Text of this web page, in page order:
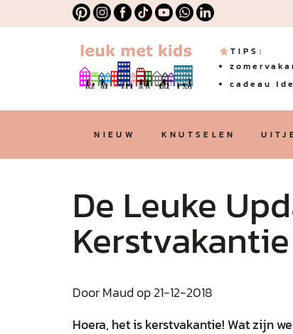
TIPS:
cadeau
NIEUW KNUTSELEN
De Leuke
Door Maud op 21-12-2018
Hoera, het is kerstvakantie! Wat zijn